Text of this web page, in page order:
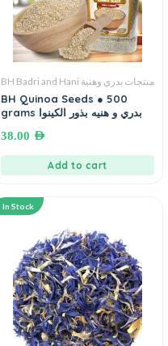
BH Badri and Hani منتجات بدري وهنية
BH Quinoa Seeds ● 500
grams بدري و هنيه بذور الكينوا
38.00 AED
Add to cart
In Stock